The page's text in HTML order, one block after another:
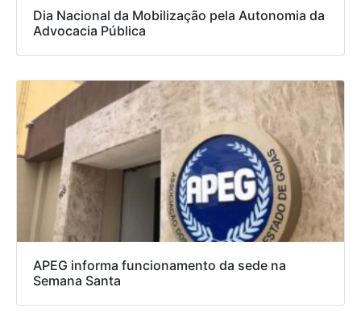
Dia Nacional da Mobilização pela Autonomia da
Advocacia Pública
APEG informa funcionamento da sede na
Semana Santa